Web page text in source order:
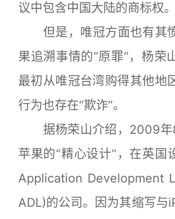
议中包含中国大陆的商标权。
但是，唯冠方面也有其
果追溯事情的“原罪”，杨荣
最初从唯冠台湾购得其他地
行为也存在“欺诈”。
据杨荣山介绍，2009年
苹果的“精心设计”，在英国
Application Development
ADL)的公司。因为其缩写与